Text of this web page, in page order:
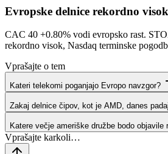
Evropske delnice rekordno
CAC 40 +0.80% vodi evropsko rast.
rekordno visok, Nasdaq terminske
Vprašajte o tem
Kateri telekomi poganjajo Evropo navzgor?
Zakaj delnice čipov, kot je AMD, danes
Katere večje ameriške družbe bodo objavile